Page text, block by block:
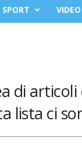
VIDEO
di
lista ci